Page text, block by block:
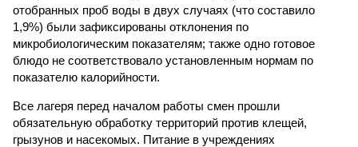
отобранных проб воды в двух случаях (что составило
1,9%) были зафиксированы отклонения по
микробиологическим показателям; также одно готовое
блюдо не соответствовало установленным нормам по
показателю калорийности.
Все лагеря перед началом работы смен прошли
обязательную обработку территорий против клещей,
грызунов и насекомых. Питание в учреждениях